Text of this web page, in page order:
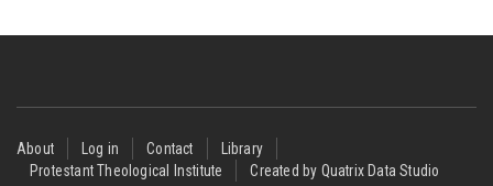
Footer
menu
About Log in Contact
Library
Protestant Theological Institute
Created by Quatrix Data Studio